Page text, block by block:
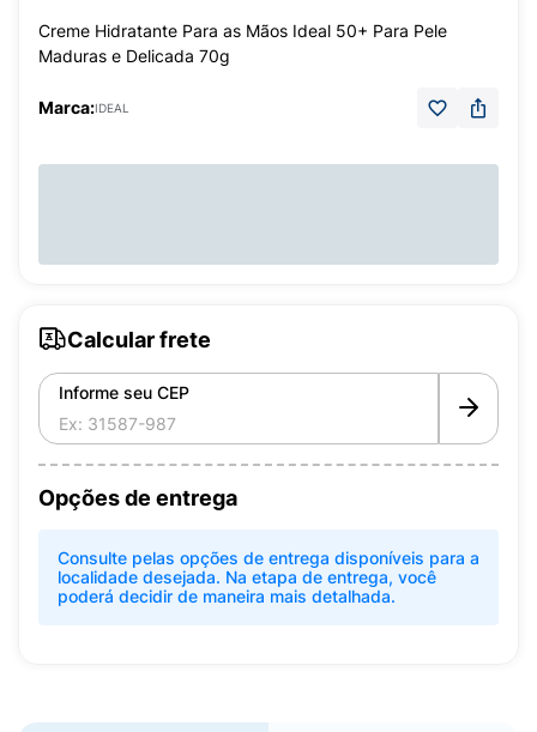
Creme Hidratante Para as Mãos Ideal 50+ Para Pele
Maduras e Delicada 70g
Marca:IDEAL
Calcular frete
Informe seu CEP
Opções de entrega
Consulte pelas opções de entrega disponíveis para a
localidade desejada. Na etapa de entrega, você
poderá decidir de maneira mais detalhada.